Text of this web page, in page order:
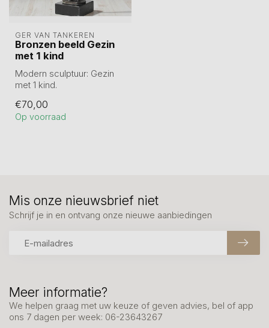
GER VAN TANKEREN
Bronzen beeld Gezin
met 1 kind
Modern sculptuur: Gezin
met 1 kind.
cm. Sculptuur van ...
€70,00
Op voorraad
Meer informatie?
We helpen graag met uw keuze of geven advies, bel of app
ons 7 dagen per week: 06-23643267
Mis onze nieuwsbrief niet
Schrijf je in en ontvang onze nieuwe aanbiedingen